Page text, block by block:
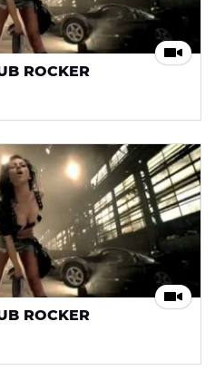
ROCKER
ROCKER